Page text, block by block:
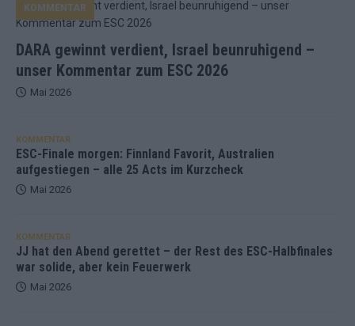
DARA gewinnt verdient, Israel beunruhigend –
unser Kommentar zum ESC 2026
KOMMENTAR
Mai 2026
KOMMENTAR
ESC-Finale morgen: Finnland Favorit, Australien
aufgestiegen – alle 25 Acts im Kurzcheck
Mai 2026
KOMMENTAR
JJ hat den Abend gerettet – der Rest des ESC-Halbfinales
war solide, aber kein Feuerwerk
Mai 2026